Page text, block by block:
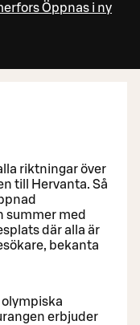
Öppnas i ny
riktningar över
till Hervanta. Så
summer med
där alla är
bekanta
olympiska
erbjuder